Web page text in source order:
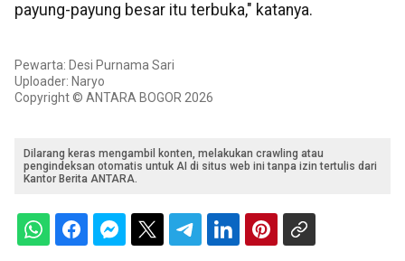
payung-payung besar itu terbuka," katanya.
Pewarta: Desi Purnama Sari
Uploader: Naryo
Copyright © ANTARA BOGOR 2026
Dilarang keras mengambil konten, melakukan crawling atau
pengindeksan otomatis untuk AI di situs web ini tanpa izin tertulis dari
Kantor Berita ANTARA.